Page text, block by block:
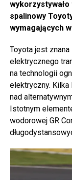
spalinowy
wymagających
Toyota jest
elektrycznego
na technologii
elektryczny. Kilka
nad
Istotnym
wodorowej GR